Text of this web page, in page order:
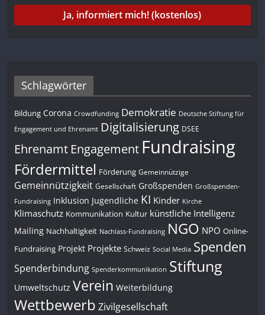
Schlagwörter
Bildung Corona Crowdfunding Demokratie Deutsche Stiftung für
Engagement und Ehrenamt Digitalisierung DSEE
Ehrenamt Engagement Fundraising
Fördermittel Förderung Gemeinnützige
Gemeinnützigkeit Gesellschaft Großspenden Großspenden-
Fundraising Inklusion Jugendliche KI Kinder Kirche
Klimaschutz Kommunikation Kultur künstliche Intelligenz
Mailing Nachhaltigkeit Nachlass-Fundraising NGO NPO Online-
Fundraising Projekt Projekte Schweiz Social Media Spenden
Spenderbindung Spenderkommunikation Stiftung
Umweltschutz Verein Weiterbildung
Wettbewerb Zivilgesellschaft